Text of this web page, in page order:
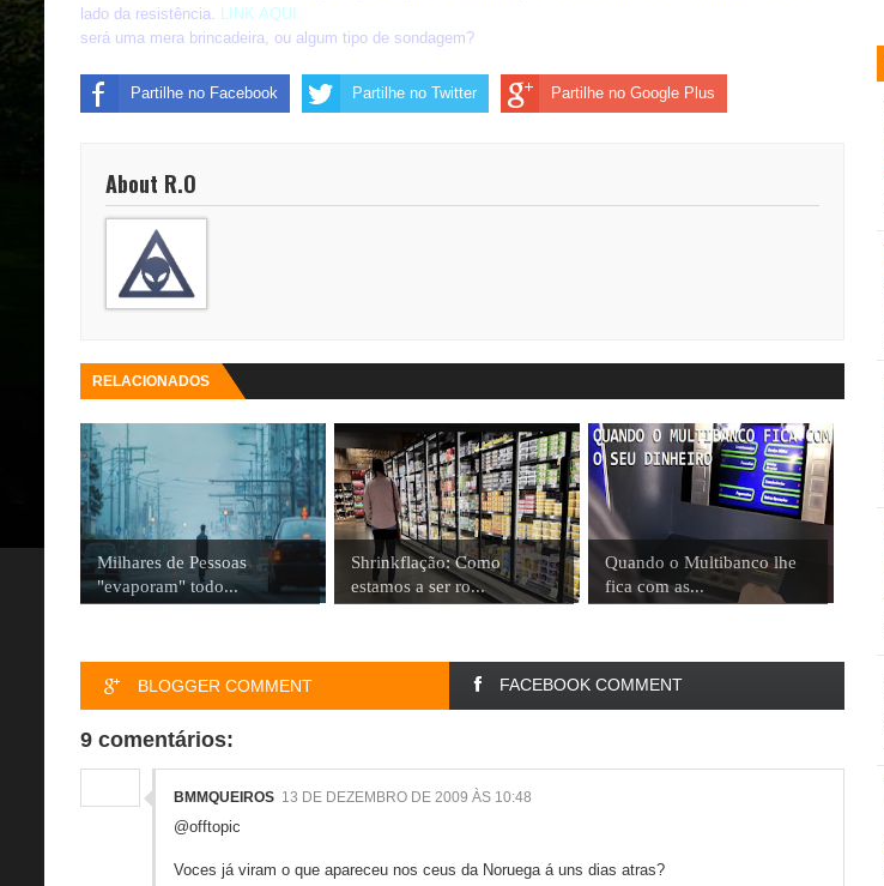
lado da resistência. LINK AQUI.
será uma mera brincadeira, ou algum tipo de sondagem?
Partilhe no Facebook Partilhe no Twitter Partilhe no Google Plus
About R.O
RELACIONADOS
Milhares de Pessoas
"evaporam" todo...
Shrinkflação: Como
estamos a ser ro...
Quando o Multibanco lhe
fica com as...
BLOGGER COMMENT FACEBOOK COMMENT
9 comentários:
BMMQUEIROS 13 DE DEZEMBRO DE 2009 ÀS 10:48
@offtopic
Voces já viram o que apareceu nos ceus da Noruega á uns dias atras?